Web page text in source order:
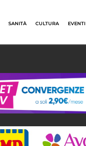
SANITÀ CULTURA EVENTI